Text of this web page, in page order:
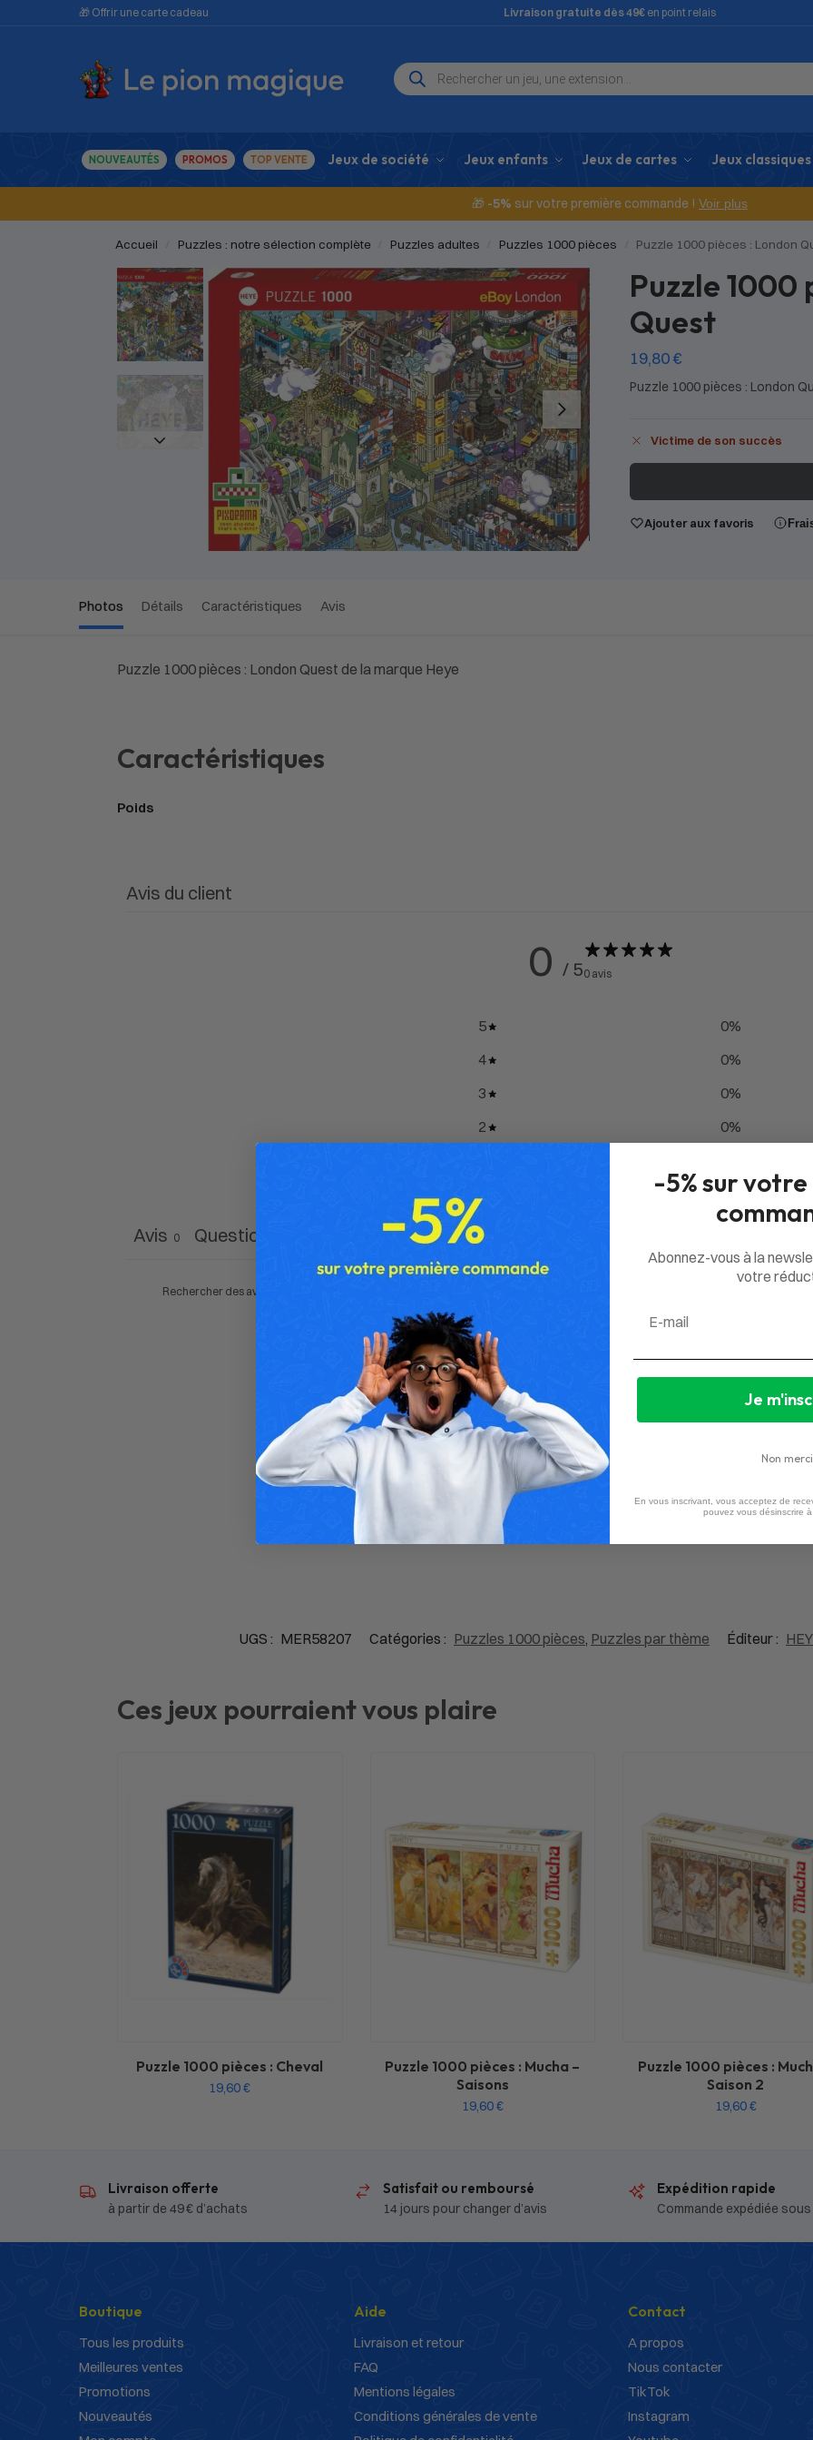
🎁 Offrir une carte cadeau Livraison gratuite dès 49€ en point relais
NOUVEAUTÉS PROMOS TOP VENTE Jeux de société Jeux enfants Jeux de cartes Jeux classiques
🎁 -5% sur votre première commande ! Voir plus
Accueil Puzzles : notre sélection complète Puzzles adultes Puzzles 1000 pièces Puzzle 1000 pièces : London
Puzzle 1000
Quest
19,80€
Puzzle 1000 pièces : London
Victime de son succès
Ajouter aux favoris
Photos Détails Caractéristiques Avis
Puzzle 1000 pièces : London Quest de la marque Heye
Caractéristiques
Poids
Avis du client
0 / 50 avis
5 0%
4
0%
3
0%
2
0%
Avis 0 Questions
UGS : MER58207 Catégories : Puzzles 1000 pièces, Puzzles par thème Éditeur :
Ces jeux pourraient vous plaire
Puzzle 1000 pièces : Cheval
19,60€
Puzzle 1000 pièces : Mucha –
Saisons
19,60€
Puzzle 1000 pièces :
Saison 2
19,60€
Livraison offerte
à partir de 49 € d’achats
Satisfait ou remboursé
14 jours pour changer d’avis
Expédition rapide
Commande expédiée
Boutique
Tous les produits
Meilleures ventes
Promotions
Nouveautés
Aide
Livraison et retour
FAQ
Mentions légales
Conditions générales de vente
Contact
A propos
Nous contacter
TikTok
Instagram
-5% sur
Abonnez-vous à la
votre
Je
Non merci
En vous inscrivant, vous acceptez de
pouvez vous désinscrire